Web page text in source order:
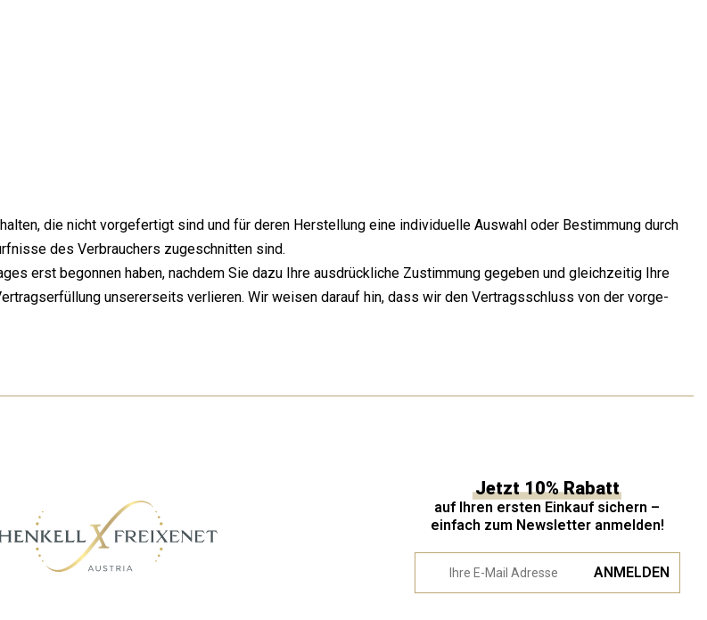
die nicht vor­ge­fer­tigt sind und für deren Her­stel­lung eine indi­vi­du­el­le Aus­wahl oder Bestim­mung durch
des Ver­brau­chers zuge­schnit­ten sind.
erst begon­nen haben, nach­dem Sie dazu Ihre aus­drück­li­che Zustim­mung gege­ben und gleich­zei­tig Ihre
unse­rer­seits ver­lie­ren. Wir wei­sen dar­auf hin, dass wir den Ver­trags­schluss von der vor­ge­
Jetzt 10% Rabatt
auf Ihren ersten Einkauf sichern –
einfach zum Newsletter anmelden!